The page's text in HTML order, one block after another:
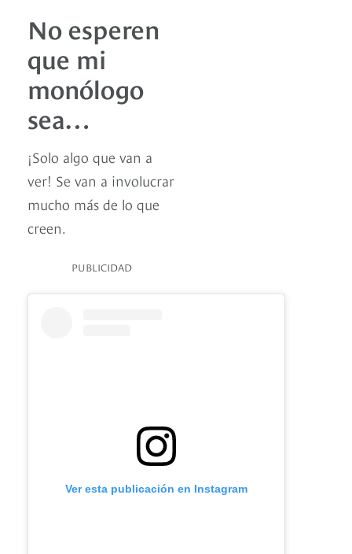
No esperen
que mi
monólogo
sea…
¡Solo algo que van a
ver! Se van a involucrar
mucho más de lo que
creen.
PUBLICIDAD
Ver esta publicación en Instagram